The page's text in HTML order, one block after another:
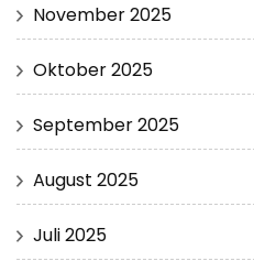
November 2025
Oktober 2025
September 2025
August 2025
Juli 2025